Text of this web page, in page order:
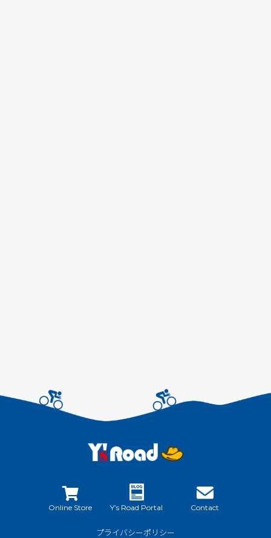
Online Store Y’s Road Portal Contact
プライバシーポリシー